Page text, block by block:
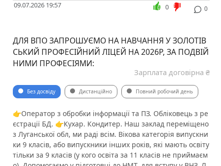
09.07.2026 19:57 0
0
ДЛЯ ВПО ЗАПРОШУЄМО НА НАВЧАННЯ У ЗОЛОТІВ
СЬКИЙ ПРОФЕСІЙНИЙ ЛІЦЕЙ НА 2026Р, ЗА ПОДВІЙ
НИМИ ПРОФЕСІЯМИ:
Зарплата договірна ₴
Без досвіду Дистанційно Повний робочий день
👉Оператор з обробки інформації та ПЗ. Обліковець з ре
єстрації БД. 👉Кухар. Кондитер. Наш заклад переміщено
з Луганської обл, ми раді всім. Вікова категорія випускни
ки 9 класів, або випускники інших років, які мають освіту
тільки за 9 класів (у кого освіта за 11 класів не приймаєм